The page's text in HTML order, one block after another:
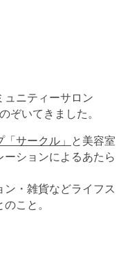
ニティーサロン
ぞいてきました。
サークル」 と美容室
ーションによるあたら
・雑貨などライフス
こと。